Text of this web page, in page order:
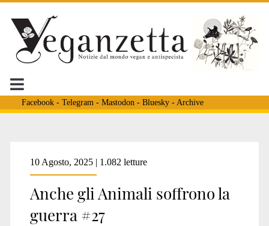
Facebook- Telegram - Mastodon - Bluesky- Archive
Tag:
<span>Palestinian
10 Agosto, 2025 | 1.082 letture
Anche gli Animali soffrono la
guerra #27